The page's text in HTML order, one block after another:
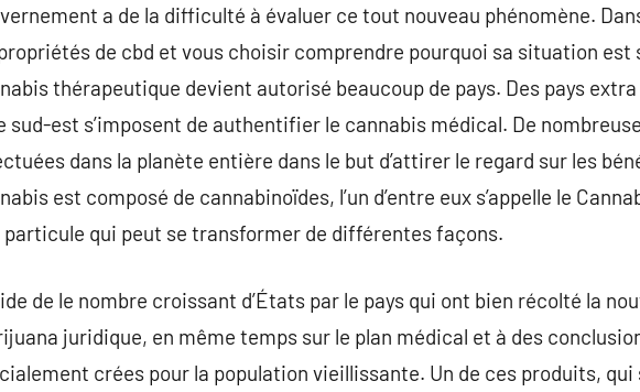
a de la difficulté à évaluer ce tout nouveau phénomène.
de cbd et vous choisir comprendre pourquoi sa situation
thérapeutique devient autorisé beaucoup de pays. Des pays
sud-est s’imposent de authentifier le cannabis médical. De
dans la planète entière dans le but d’attirer le regard sur les
est composé de cannabinoïdes, l’un d’entre eux s’appelle le
particule qui peut se transformer de différentes façons.
de le nombre croissant d’États par le pays qui ont bien récolté la
juridique, en même temps sur le plan médical et à des
crées pour la population vieillissante. Un de ces produits,